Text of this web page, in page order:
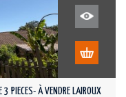
PIECES- À VENDRE LAIROUX